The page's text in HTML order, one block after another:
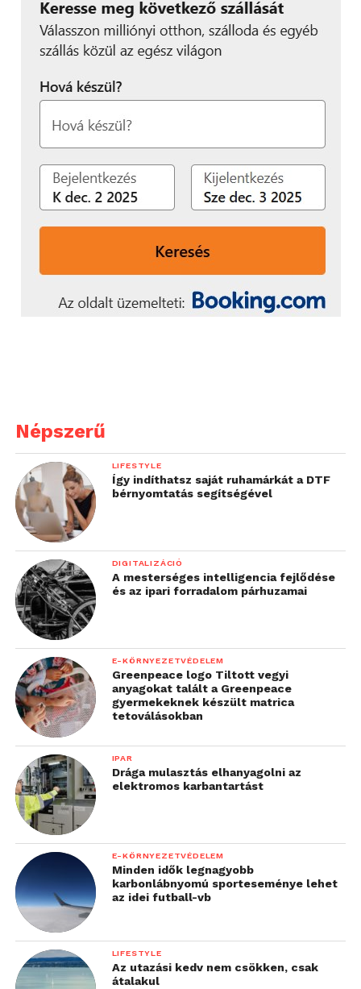
adnak az egészséggel kapcsolatos
kérdéseikre (29 százalék).
beszélne a munkahelyi stresszről és
mintsem főnökének, 80 százalékuk,
pedig arra is nyitott, hogy tanácsadója
ezekben a kérdésekben egy robot
legyen.
Az emberek 75 százaléka nyilatkozta,
mentális egészségét a munkahelyén. A
legfontosabb előnyöket a munka
hatékonyabb elvégzéséhez szükséges
információk biztosítása (31 százalék), a
százalék).
Az AI segített a munkavállalók
többségének (51 százalék) lerövidíteni a
munkahetet, és hosszabb szabadságot
tett lehetővé számukra (51 százalék). A
válaszadók több mint fele szerint az AI
technológia növeli a munkavállalók
produktivitását (63%), javítja a
munkával való elégedettséget (54%) és
javítja az általános jólétet (52%).
A munkahelyi mentális egészséget érintő
problémák meg tűnnek el maguktól, nem lehet
őket figyelmen kívül hagyni
Az alkalmazottak világszerte elvárnák
munkáltatóiktól, hogy több mentális egészségi
Népszerű
LIFESTYLE
Így indíthatsz saját ruhamárkát a DTF
bérnyomtatás segítségével
DIGITALIZÁCIÓ
A mesterséges intelligencia fejlődése
és az ipari forradalom párhuzamai
E-KÖRNYEZETVÉDELEM
Greenpeace logo Tiltott vegyi
anyagokat talált a Greenpeace
gyermekeknek készült matrica
tetoválásokban
IPAR
Drága mulasztás elhanyagolni az
elektromos karbantartást
E-KÖRNYEZETVÉDELEM
Minden idők legnagyobb
karbonlábnyomú sporteseménye lehet
az idei futball-vb
LIFESTYLE
Az utazási kedv nem csökken, csak
átalakul